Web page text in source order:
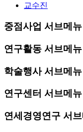
교수진
중점사업 서브메뉴
연구활동 서브메뉴
학술행사 서브메뉴
연구센터 서브메뉴
연세경영연구 서